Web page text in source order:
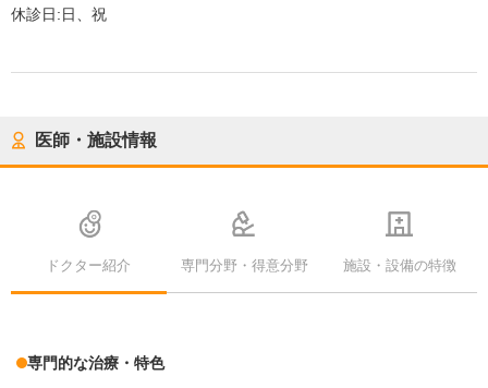
休診日:日、祝
医師・施設情報
ドクター紹介 専門分野・得意分野 施設・設備の特徴
専門的な治療・特色